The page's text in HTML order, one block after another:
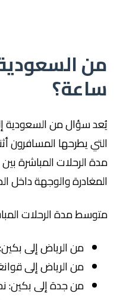
السعودية
سؤال من السعودية إلى
يطرحها المسافرون أثناء
والوجهة داخل الصين.
مدة الرحلات المباشرة
من الرياض إلى بكين: 8 إلى 9 ساعات.
من الرياض إلى قوانغتشو:
من جدة إلى بكين: نحو 9 ساعات.